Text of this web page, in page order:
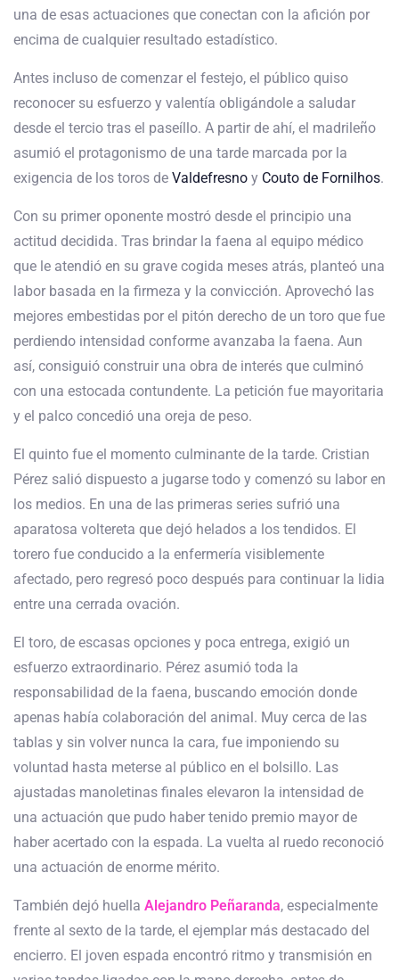
una de esas actuaciones que conectan con la afición por
encima de cualquier resultado estadístico.
Antes incluso de comenzar el festejo, el público quiso
reconocer su esfuerzo y valentía obligándole a saludar
desde el tercio tras el paseíllo. A partir de ahí, el madrileño
asumió el protagonismo de una tarde marcada por la
exigencia de los toros de Valdefresno y Couto de Fornilhos.
Con su primer oponente mostró desde el principio una
actitud decidida. Tras brindar la faena al equipo médico
que le atendió en su grave cogida meses atrás, planteó una
labor basada en la firmeza y la convicción. Aprovechó las
mejores embestidas por el pitón derecho de un toro que fue
perdiendo intensidad conforme avanzaba la faena. Aun
así, consiguió construir una obra de interés que culminó
con una estocada contundente. La petición fue mayoritaria
y el palco concedió una oreja de peso.
El quinto fue el momento culminante de la tarde. Cristian
Pérez salió dispuesto a jugarse todo y comenzó su labor en
los medios. En una de las primeras series sufrió una
aparatosa voltereta que dejó helados a los tendidos. El
torero fue conducido a la enfermería visiblemente
afectado, pero regresó poco después para continuar la lidia
entre una cerrada ovación.
El toro, de escasas opciones y poca entrega, exigió un
esfuerzo extraordinario. Pérez asumió toda la
responsabilidad de la faena, buscando emoción donde
apenas había colaboración del animal. Muy cerca de las
tablas y sin volver nunca la cara, fue imponiendo su
voluntad hasta meterse al público en el bolsillo. Las
ajustadas manoletinas finales elevaron la intensidad de
una actuación que pudo haber tenido premio mayor de
haber acertado con la espada. La vuelta al ruedo reconoció
una actuación de enorme mérito.
También dejó huella Alejandro Peñaranda, especialmente
frente al sexto de la tarde, el ejemplar más destacado del
encierro. El joven espada encontró ritmo y transmisión en